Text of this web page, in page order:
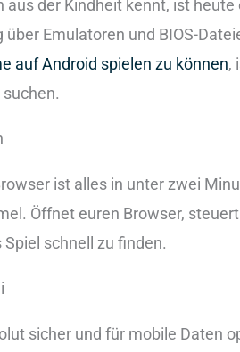
aus der Kindheit kennt, ist
Emulatoren und BIOS-
auf Android spielen zu können,
ist alles in unter zwei
Öffnet euren Browser,
schnell zu finden.
sicher und für mobile Daten